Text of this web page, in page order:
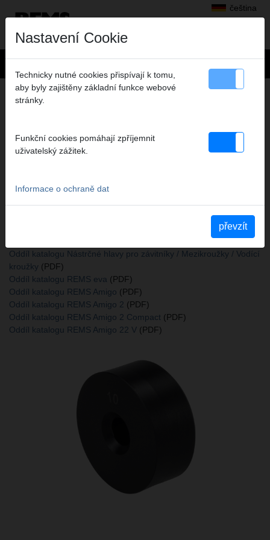
čeština
Výrobky> Řezání závitů, výroba obvodových drážek
Nástrčné hlavy pro závitníky / Mezikroužky / Vodící kroužky
VODÍCÍ OBJÍMKA Ø 10 MM
K NÁSTRČNÉ HLAVĚ 731200
leichtes und zentrisches Anschneiden.
Oddíl katalogu Nástrčné hlavy pro závitníky / Mezikroužky / Vodící
kroužky (PDF)
Oddíl katalogu REMS eva (PDF)
Oddíl katalogu REMS Amigo (PDF)
Oddíl katalogu REMS Amigo 2 (PDF)
Oddíl katalogu REMS Amigo 2 Compact (PDF)
Oddíl katalogu REMS Amigo 22 V (PDF)
Nastavení Cookie
Technicky nutné cookies přispívají k tomu,
aby byly zajištěny základní funkce webové
stránky.
Funkční cookies pomáhají zpříjemnit
uživatelský zážitek.
Informace o ochraně dat
převzít